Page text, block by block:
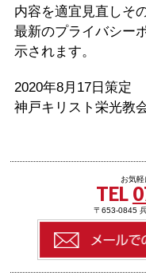
内容を適宜見直しそ
最新のプライバシー
示されます。
2020年8月17日策定
神戸キリスト栄光教
お気
TEL
〒653-0845